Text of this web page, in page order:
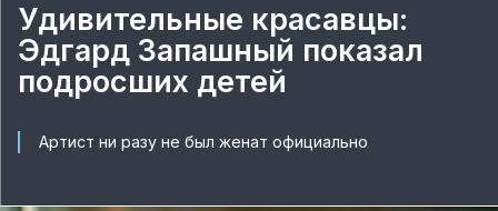
Удивительные красавцы:
Эдгард Запашный показал
подросших детей
Артист ни разу не был женат официально